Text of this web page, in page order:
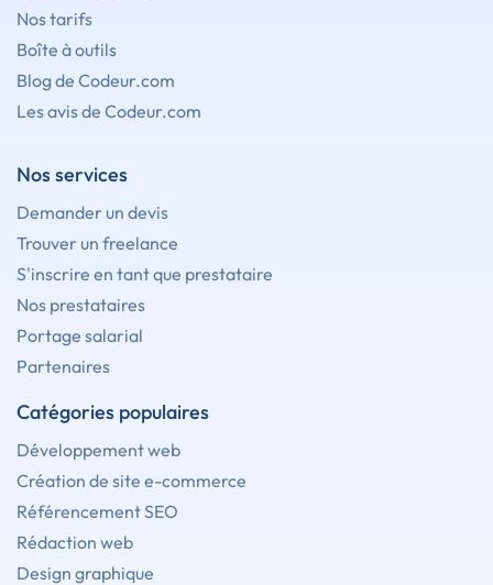
Nos tarifs
Boîte à outils
Blog de Codeur.com
Les avis de Codeur.com
Nos services
Demander un devis
Trouver un freelance
S'inscrire en tant que prestataire
Nos prestataires
Portage salarial
Partenaires
Catégories populaires
Développement web
Création de site e-commerce
Référencement SEO
Rédaction web
Design graphique